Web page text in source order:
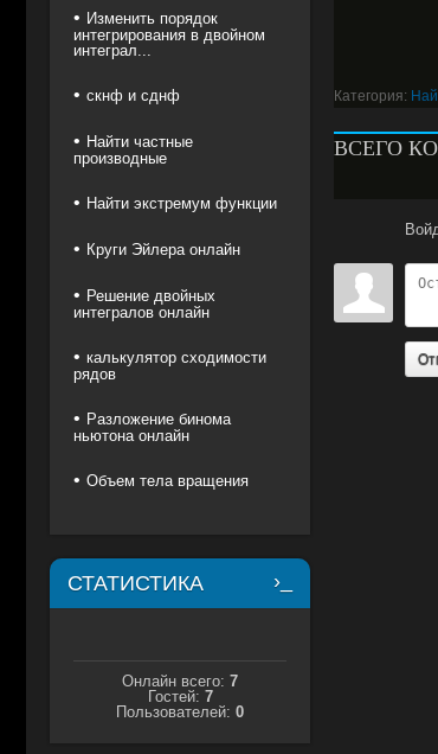
Категория:
ВСЕГО
Изменить порядок
интегрирования в двойном
интеграл...
скнф и сднф
Найти частные
производные
Найти экстремум функции
Круги Эйлера онлайн
Решение двойных
интегралов онлайн
калькулятор сходимости
рядов
Разложение бинома
ньютона онлайн
Объем тела вращения
СТАТИСТИКА
Онлайн всего: 7
Гостей: 7
Пользователей: 0